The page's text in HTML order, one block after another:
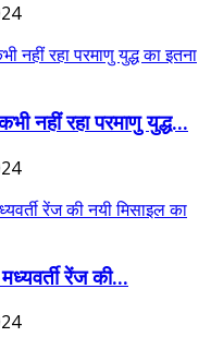
नहीं रहा परमाणु युद्ध...
रेंज की...